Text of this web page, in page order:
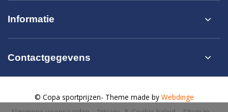
Informatie
Contactgegevens
© Copa sportprijzen- Theme made by Webdinge